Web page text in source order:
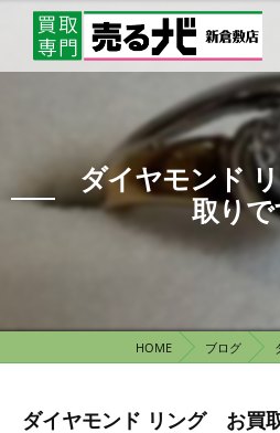
ダイヤモンド
取りで
HOME ブログ
ダイヤモンド リング お買